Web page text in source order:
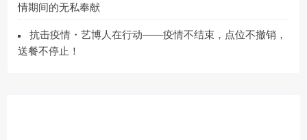
情期间的无私奉献
抗击疫情・艺博人在行动――疫情不结束，点位不撤销，
送餐不停止！